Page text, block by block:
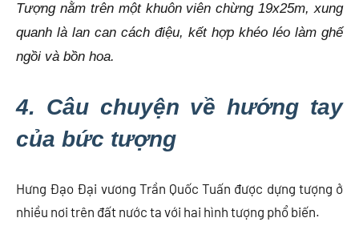
Tượng nằm trên một khuôn viên chừng 19x25m, xung
quanh là lan can cách điệu, kết hợp khéo léo làm ghế
ngồi và bồn hoa.
4. Câu chuyện về hướng tay
của bức tượng
Hưng Đạo Đại vương Trần Quốc Tuấn được dựng tượng ở
nhiều nơi trên đất nước ta với hai hình tượng phổ biến.